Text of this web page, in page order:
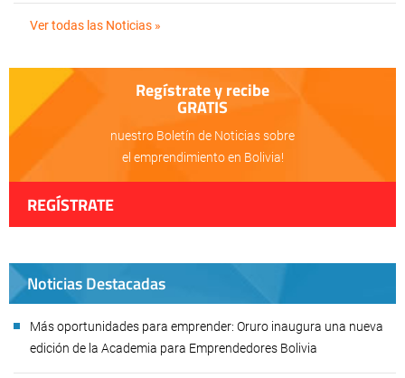
Ver todas las Noticias »
Regístrate y recibe
GRATIS
nuestro Boletín de Noticias sobre
el emprendimiento en Bolivia!
REGÍSTRATE
Noticias Destacadas
Más oportunidades para emprender: Oruro inaugura una nueva
edición de la Academia para Emprendedores Bolivia